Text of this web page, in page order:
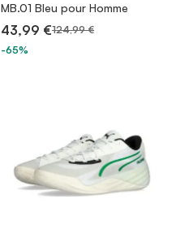
MB.01 Bleu pour Homme
43,99 €124,99 €
-65%